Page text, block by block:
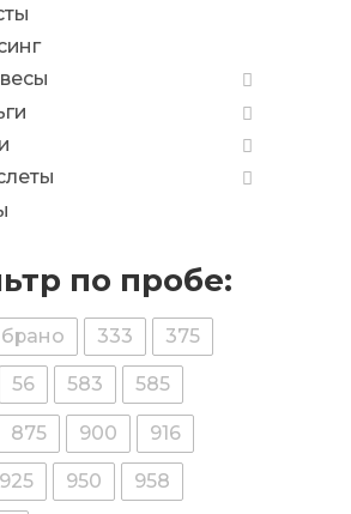
по пробе:
333 375
56 583 585
875 900 916
925 950 958